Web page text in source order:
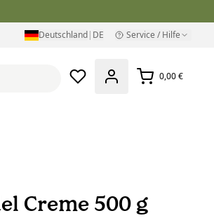
Deutschland| DE Service / Hilfe
0,00 €
Creme 500 g